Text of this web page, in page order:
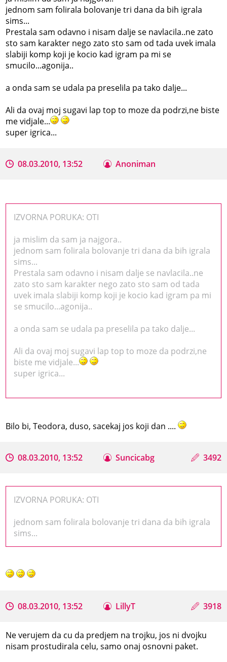
jednom sam folirala bolovanje tri dana da bih igrala
sims...
Prestala sam odavno i nisam dalje se navlacila..ne zato
sto sam karakter nego zato sto sam od tada uvek imala
slabiji komp koji je kocio kad igram pa mi se
smucilo...agonija..
a onda sam se udala pa preselila pa tako dalje...
Ali da ovaj moj sugavi lap top to moze da podrzi,ne biste
me vidjale...
super igrica...
08.03.2010, 13:52 Anoniman
IZVORNA PORUKA: OTI
ja mislim da sam ja najgora..
jednom sam folirala bolovanje tri dana da bih igrala
sims...
Prestala sam odavno i nisam dalje se navlacila..ne
zato sto sam karakter nego zato sto sam od tada
uvek imala slabiji komp koji je kocio kad igram pa mi
se smucilo...agonija..
a onda sam se udala pa preselila pa tako dalje...
Ali da ovaj moj sugavi lap top to moze da podrzi,ne
biste me vidjale...
super igrica...
Bilo bi, Teodora, duso, sacekaj jos koji dan ....
08.03.2010, 13:52 Suncicabg 3492
IZVORNA PORUKA: OTI
jednom sam folirala bolovanje tri dana da bih igrala
sims...
08.03.2010, 13:52 LillyT 3918
Ne verujem da cu da predjem na trojku, jos ni dvojku
nisam prostudirala celu, samo onaj osnovni paket.